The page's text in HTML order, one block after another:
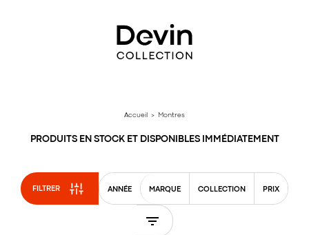
Accueil > Montres
PRODUITS EN STOCK ET DISPONIBLES IMMÉDIATEMENT
FILTRER ANNÉE MARQUE COLLECTION PRIX